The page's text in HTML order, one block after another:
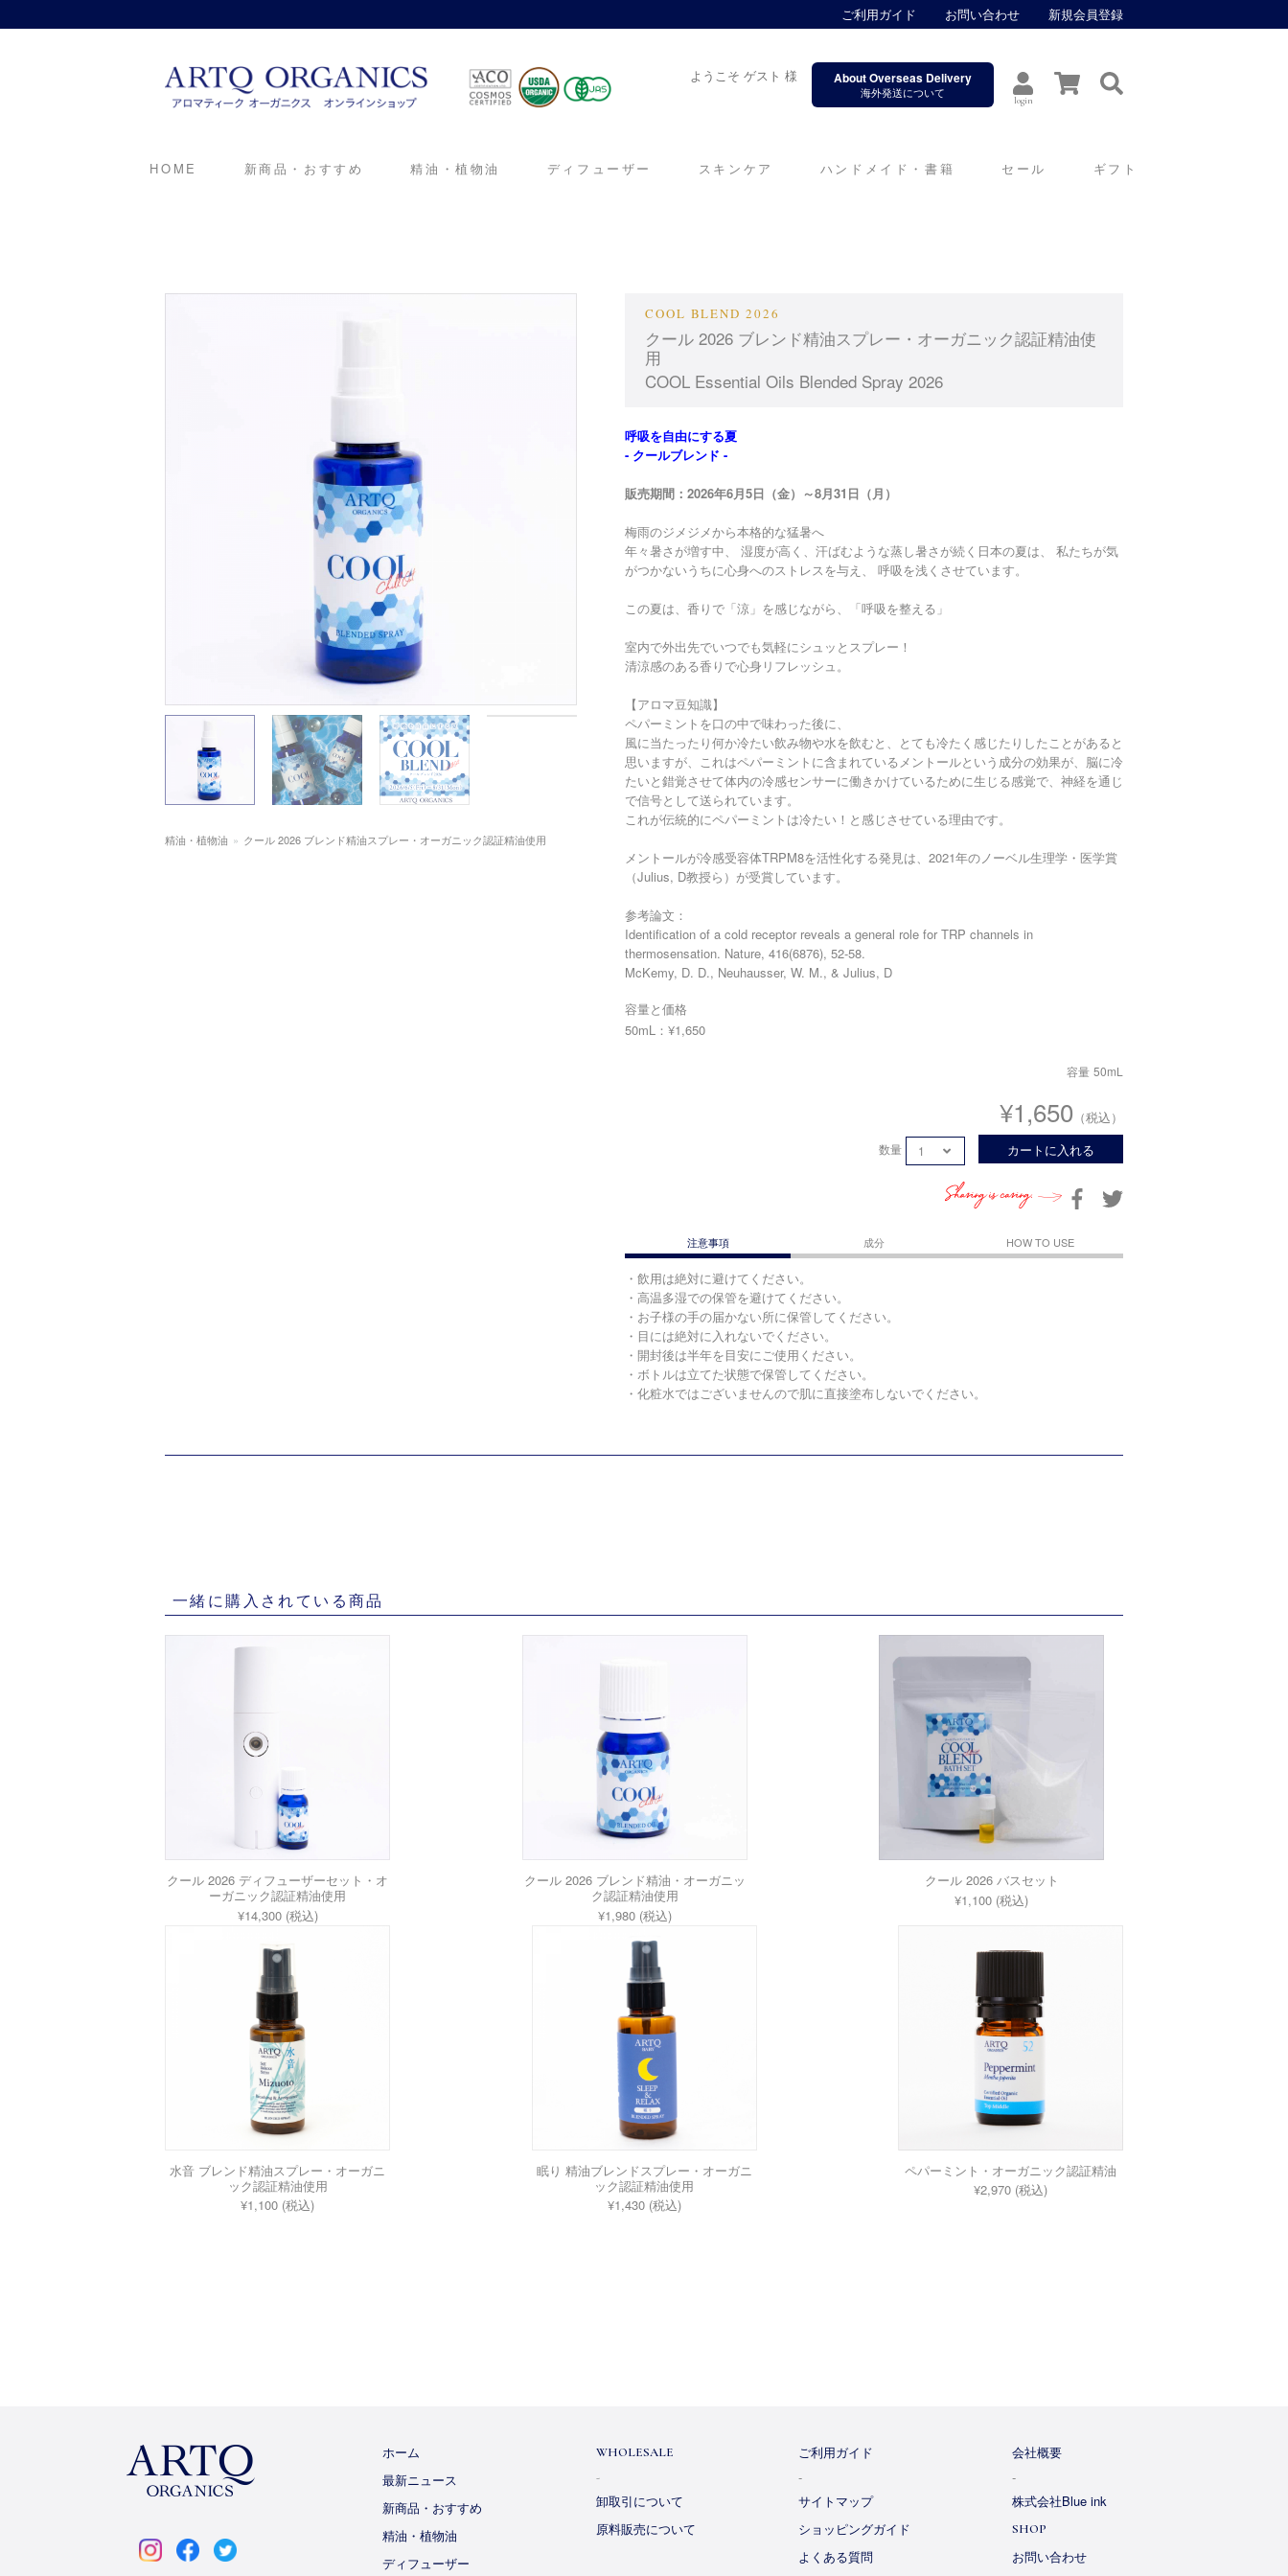
ご利用ガイド お問い合わせ 新規会員登録
ようこそ ゲスト 様 About Overseas Delivery
海外発送について
login
HOME 新商品・おすすめ 精油・植物油 ディフューザー スキンケア ハンドメイド・書籍 セール ギフト
精油・植物油 » クール 2026 ブレンド精油スプレー・オーガニック認証精油使用
COOL BLEND 2026
クール 2026 ブレンド精油スプレー・オーガニック認証精油使
用
COOL Essential Oils Blended Spray 2026
呼吸を自由にする夏
- クールブレンド -
販売期間：2026年6月5日（金）～8月31日（月）
梅雨のジメジメから本格的な猛暑へ
年々暑さが増す中、 湿度が高く、汗ばむような蒸し暑さが続く日本の夏は、 私たちが気
がつかないうちに心身へのストレスを与え、 呼吸を浅くさせています。
この夏は、香りで「涼」を感じながら、「呼吸を整える」
室内で外出先でいつでも気軽にシュッとスプレー！
清涼感のある香りで心身リフレッシュ。
【アロマ豆知識】
ペパーミントを口の中で味わった後に、
風に当たったり何か冷たい飲み物や水を飲むと、とても冷たく感じたりしたことがあると
思いますが、これはペパーミントに含まれているメントールという成分の効果が、脳に冷
たいと錯覚させて体内の冷感センサーに働きかけているために生じる感覚で、神経を通じ
で信号として送られています。
これが伝統的にペパーミントは冷たい！と感じさせている理由です。
メントールが冷感受容体TRPM8を活性化する発見は、2021年のノーベル生理学・医学賞
（Julius, D教授ら）が受賞しています。
参考論文：
Identification of a cold receptor reveals a general role for TRP channels in
thermosensation. Nature, 416(6876), 52-58.
McKemy, D. D., Neuhausser, W. M., & Julius, D
容量と価格
50mL：¥1,650
容量 50mL
¥1,650 （税込）
数量 カートに入れる
注意事項 成分 HOW TO USE
・飲用は絶対に避けてください。
・高温多湿での保管を避けてください。
・お子様の手の届かない所に保管してください。
・目には絶対に入れないでください。
・開封後は半年を目安にご使用ください。
・ボトルは立てた状態で保管してください。
・化粧水ではございませんので肌に直接塗布しないでください。
一緒に購入されている商品
クール 2026 ディフューザーセット・オ
ーガニック認証精油使用
¥14,300 (税込)
クール 2026 ブレンド精油・オーガニッ
ク認証精油使用
¥1,980 (税込)
クール 2026 バスセット
¥1,100 (税込)
水音 ブレンド精油スプレー・オーガニ
ック認証精油使用
¥1,100 (税込)
眠り 精油ブレンドスプレー・オーガニ
ック認証精油使用
¥1,430 (税込)
ペパーミント・オーガニック認証精油
¥2,970 (税込)
ORGANICS
ホーム
最新ニュース
新商品・おすすめ
精油・植物油
ディフューザー
WHOLESALE
卸取引について
原料販売について
ご利用ガイド
サイトマップ
ショッピングガイド
よくある質問
会社概要
株式会社Blue ink
SHOP
お問い合わせ